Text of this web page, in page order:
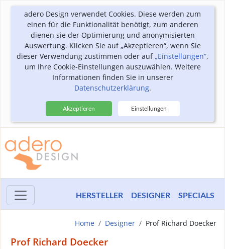
adero Design verwendet Cookies. Diese werden zum
einen für die Funktionalität benötigt, zum anderen
dienen sie der Optimierung und anonymisierten
Auswertung. Klicken Sie auf „Akzeptieren“, wenn Sie
dieser Verwendung zustimmen oder auf„Einstellungen“,
um Ihre Cookie-Einstellungen auszuwählen. Weitere
Informationen finden Sie in unserer
Datenschutzerklärung.
Akzeptieren Einstellungen
HERSTELLER DESIGNER SPECIALS
Home Designer Prof Richard Doecker
Prof Richard Doecker